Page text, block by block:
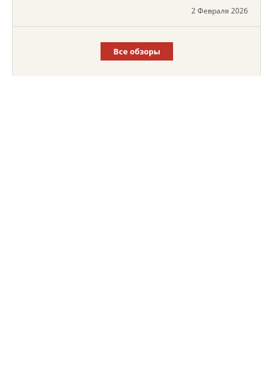
2 Февраля 2026
Все обзоры